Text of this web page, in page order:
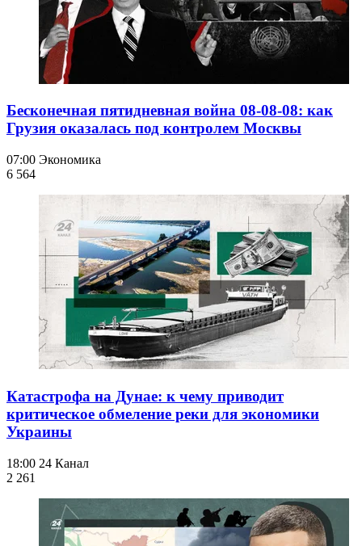
Бесконечная пятидневная война 08-08-08: как
Грузия оказалась под контролем Москвы
07:00 Экономика
6 564
Катастрофа на Дунае: к чему приводит
критическое обмеление реки для экономики
Украины
18:00 24 Канал
2 261